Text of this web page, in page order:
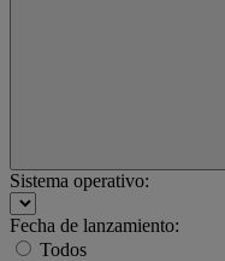
Sistema operativo:
Fecha de lanzamiento:
Todos